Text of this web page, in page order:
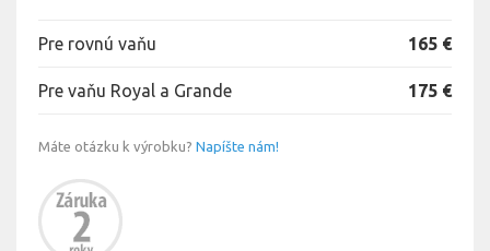
Pre rovnú vaňu 165 €
Pre vaňu Royal a Grande 175 €
Máte otázku k výrobku? Napíšte nám!